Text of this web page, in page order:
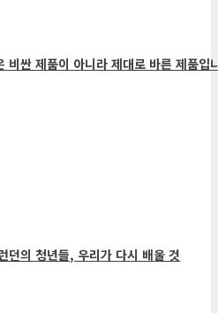
싼 제품이 아니라 제대로 바른 제품입니
의 청년들, 우리가 다시 배울 것